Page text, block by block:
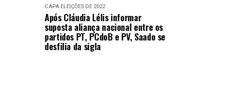
CAPA ELEIÇÕES DE 2022
Após Cláudia Lélis informar
suposta aliança nacional entre os
partidos PT, PCdoB e PV, Saado se
desfilia da sigla